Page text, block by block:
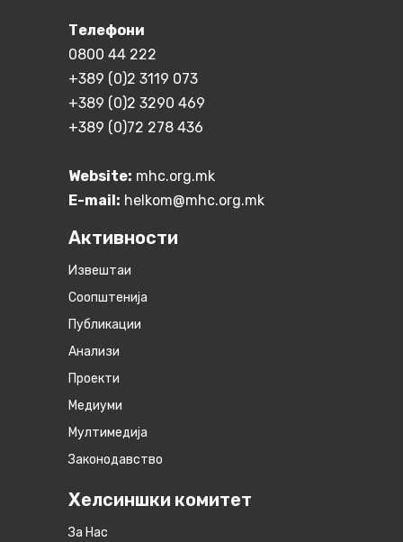
Телефони
0800 44 222
+389 (0)2 3119 073
+389 (0)2 3290 469
+389 (0)72 278 436
Website: mhc.org.mk
E-mail: helkom@mhc.org.mk
Активности
Извештаи
Соопштенија
Публикации
Анализи
Проекти
Медиуми
Мултимедија
Законодавство
Хелсиншки комитет
За Нас